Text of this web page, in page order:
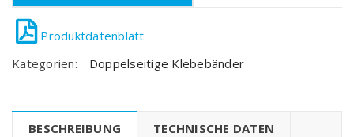
Kategorien: Doppelseitige Klebebänder
BESCHREIBUNG TECHNISCHE DATEN